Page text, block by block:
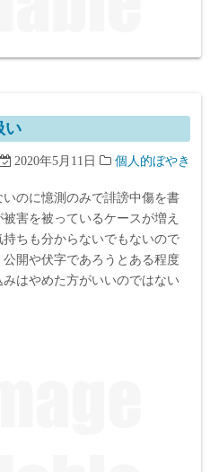
い
2020年5月11日 個人的ぼやき
のに憶測のみで誹謗中傷を書
害を被っているケースが増え
ちも分からないでもないので
開や伏字であろうとある程度
はやめた方がいいのではない